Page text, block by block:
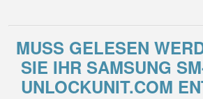
MUSS GELESEN
SIE IHR SAMSUNG
UNLOCKUNIT.COM